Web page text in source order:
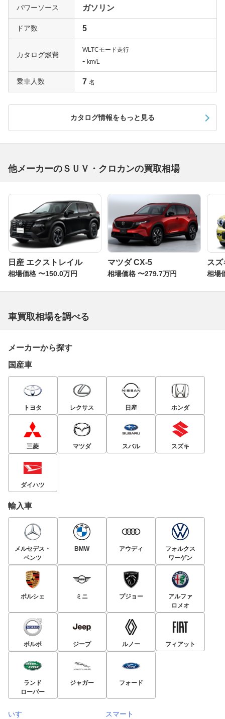
パワーソース ガソリン
ドア数 5
カタログ燃費
WLTCモード走行
- km/L
乗車人数 7 名
カタログ情報をもっと見る
他メーカーのＳＵＶ・クロカンの買取相場
日産 エクストレイル
相場価格 〜150.0万円
マツダ CX-5
相場価格 〜279.7万円
ス
相場
車買取相場を調べる
メーカーから探す
国産車
トヨタ レクサス 日産 ホンダ
三菱 マツダ スバル スズキ
ダイハツ
輸入車
メルセデス・
ベンツ
BMW アウディ
フォルクス
ワーゲン
ポルシェ ミニ プジョー
アルファ
ロメオ
ボルボ ジープ ルノー フィアット
ランド
ローバー
ジャガー フォード
いすゞ スマート